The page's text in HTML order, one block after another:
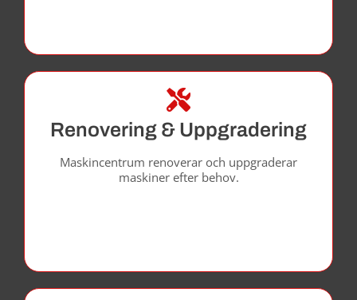
Renovering & Uppgradering
Maskincentrum renoverar och uppgraderar
maskiner efter behov.